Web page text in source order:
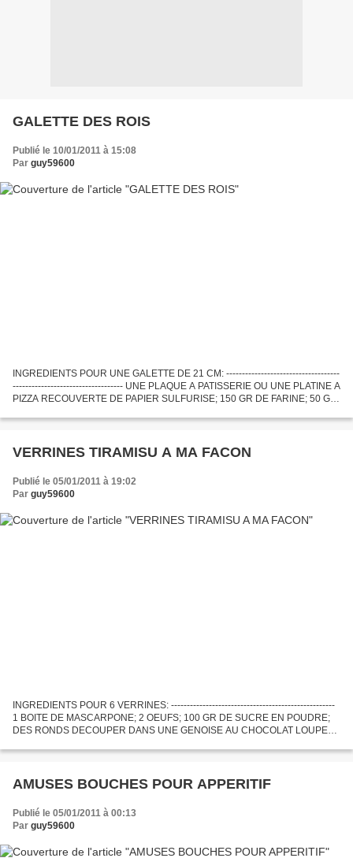
GALETTE DES ROIS
Publié le 10/01/2011 à 15:08
Par guy59600
INGREDIENTS POUR UNE GALETTE DE 21 CM: ------------------------------------
----------------------------------- UNE PLAQUE A PATISSERIE OU UNE PLATINE A
PIZZA RECOUVERTE DE PAPIER SULFURISE; 150 GR DE FARINE; 50 GR
VERRINES TIRAMISU A MA FACON
Publié le 05/01/2011 à 19:02
Par guy59600
INGREDIENTS POUR 6 VERRINES: ----------------------------------------------------
1 BOITE DE MASCARPONE; 2 OEUFS; 100 GR DE SUCRE EN POUDRE;
DES RONDS DECOUPER DANS UNE GENOISE AU CHOCOLAT LOUPEE
MARSALA;...
AMUSES BOUCHES POUR APPERITIF
Publié le 05/01/2011 à 00:13
Par guy59600